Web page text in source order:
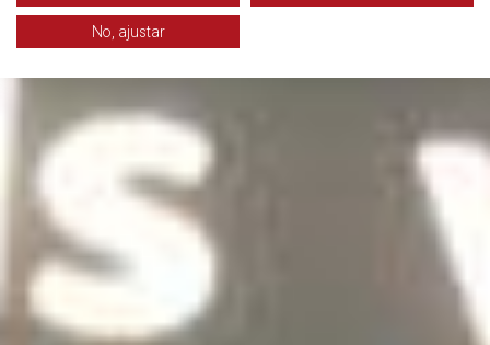
No, ajustar